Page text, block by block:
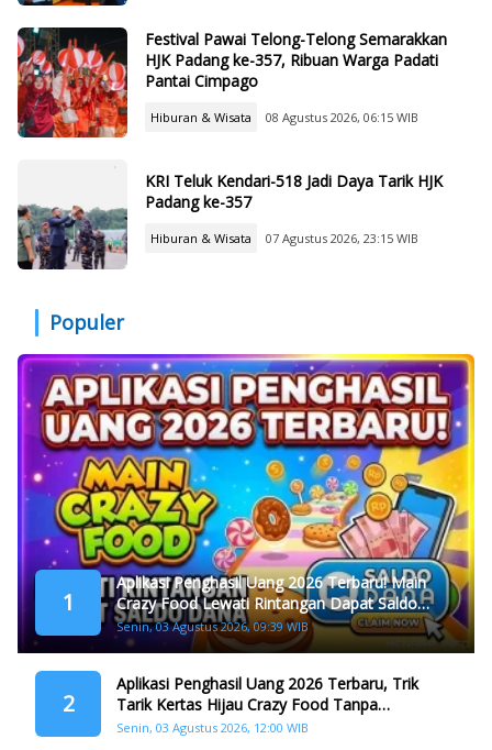
Festival Pawai Telong-Telong Semarakkan
HJK Padang ke-357, Ribuan Warga Padati
Pantai Cimpago
Hiburan & Wisata 08 Agustus 2026, 06:15 WIB
KRI Teluk Kendari-518 Jadi Daya Tarik HJK
Padang ke-357
Hiburan & Wisata 07 Agustus 2026, 23:15 WIB
Populer
1
Aplikasi Penghasil Uang 2026 Terbaru! Main
Crazy Food Lewati Rintangan Dapat Saldo
Dana
Senin, 03 Agustus 2026, 09:39 WIB
2
Aplikasi Penghasil Uang 2026 Terbaru, Trik
Tarik Kertas Hijau Crazy Food Tanpa
Penggandaan
Senin, 03 Agustus 2026, 12:00 WIB